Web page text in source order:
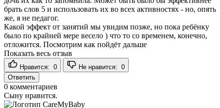
брать слов 5 и использовать их во всех активностях - но, опять
же, я не педагог.
Какой эффект от занятий мы увидим позже, но пока ребёнку
было по крайней мере весело ) что то со временем, конечно,
отложится. Посмотрим как пойдёт дальше
Показать весь отзыв
Нравится: 0 Не нравится: 0
Ответить
0 комментариев
Сыну нравится.